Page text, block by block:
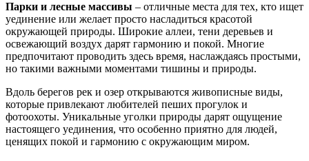
Парки и лесные массивы – отличные места для тех, кто ищет
уединение или желает просто насладиться красотой
окружающей природы. Широкие аллеи, тени деревьев и
освежающий воздух дарят гармонию и покой. Многие
предпочитают проводить здесь время, наслаждаясь простыми,
но такими важными моментами тишины и природы.
Вдоль берегов рек и озер открываются живописные виды,
которые привлекают любителей пеших прогулок и
фотоохоты. Уникальные уголки природы дарят ощущение
настоящего уединения, что особенно приятно для людей,
ценящих покой и гармонию с окружающим миром.